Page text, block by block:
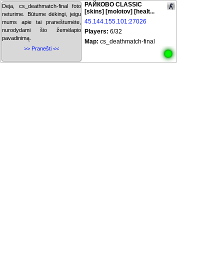
Deja, cs_deathmatch-final foto
neturime. Būtume dėkingi, jeigu
mums apie tai praneštumėte,
nurodydami šio žemėlapio
pavadinimą.
>> Pranešti <<
РАЙКОВО CLASSIC
[skins] [molotov] [healt...
45.144.155.101:27026
Players: 6/32
Map: cs_deathmatch-final